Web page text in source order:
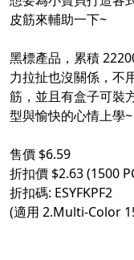
皮筋來輔助一下~
黑標產品，累積
力拉扯也沒關係，不
筋，並且有盒子可裝
型與愉快的心情上學~
售價 $6.59
折扣價 $2.63 (1500
折扣碼: ESYFKPF2
(適用 2.Multi-Color